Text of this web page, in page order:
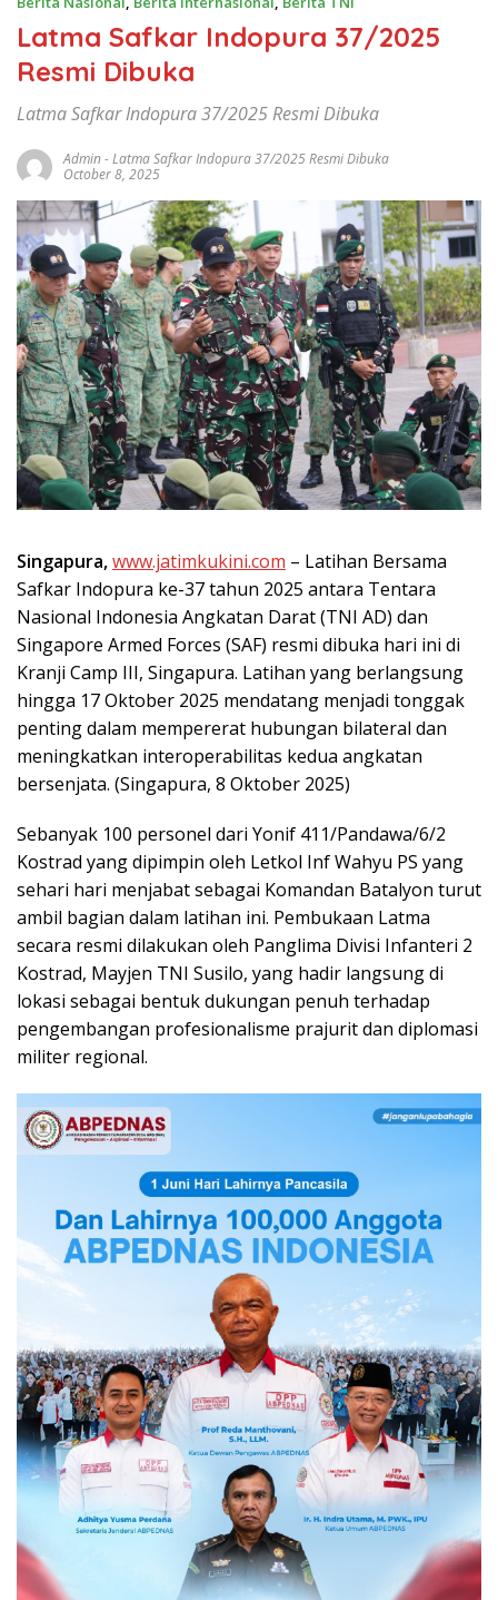
Latma Safkar Indopura 37/2025
Resmi Dibuka
Latma Safkar Indopura 37/2025 Resmi Dibuka
Admin-Latma Safkar Indopura 37/2025 Resmi Dibuka
October 8, 2025
Singapura,www.jatimkukini.com – Latihan Bersama
Safkar Indopura ke-37 tahun 2025 antara Tentara
Nasional Indonesia Angkatan Darat (TNI AD) dan
Singapore Armed Forces (SAF) resmi dibuka hari ini di
Kranji Camp III, Singapura. Latihan yang berlangsung
hingga 17 Oktober 2025 mendatang menjadi tonggak
penting dalam mempererat hubungan bilateral dan
meningkatkan interoperabilitas kedua angkatan
bersenjata. (Singapura, 8 Oktober 2025)
Sebanyak 100 personel dari Yonif 411/Pandawa/6/2
Kostrad yang dipimpin oleh Letkol Inf Wahyu PS yang
sehari hari menjabat sebagai Komandan Batalyon turut
ambil bagian dalam latihan ini. Pembukaan Latma
secara resmi dilakukan oleh Panglima Divisi Infanteri 2
Kostrad, Mayjen TNI Susilo, yang hadir langsung di
lokasi sebagai bentuk dukungan penuh terhadap
pengembangan profesionalisme prajurit dan diplomasi
militer regional.